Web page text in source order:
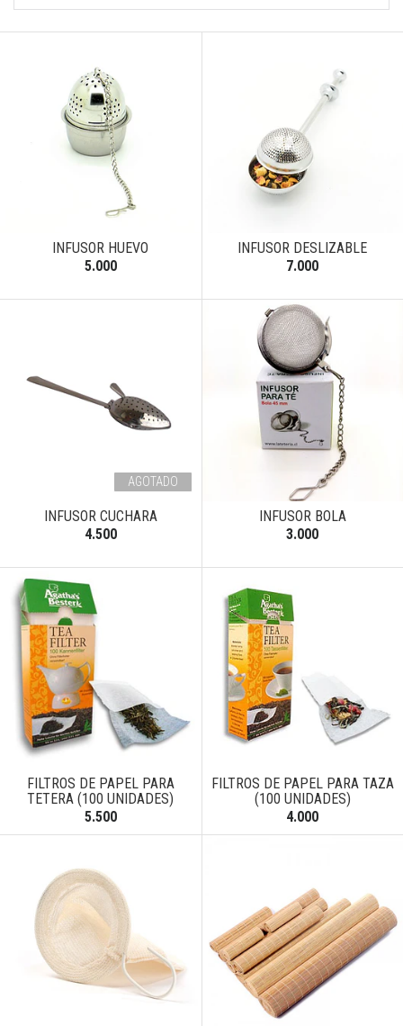
INFUSOR HUEVO
5.000
INFUSOR DESLIZABLE
7.000
AGOTADO
INFUSOR CUCHARA
4.500
INFUSOR BOLA
3.000
FILTROS DE PAPEL PARA
TETERA (100 UNIDADES)
5.500
FILTROS DE PAPEL PARA TAZA
(100 UNIDADES)
4.000